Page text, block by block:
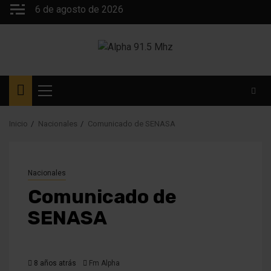
Saltar
6 de agosto de 2026
Menú
principal
Inicio Nacionales Comunicado de SENASA
Nacionales
Comunicado de
SENASA
8 años atrás Fm Alpha